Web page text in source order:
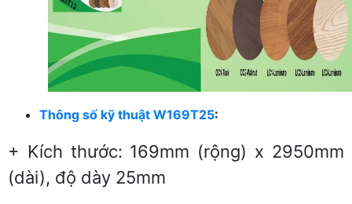
Thông số kỹ thuật W169T25:
+ Kích thước: 169mm (rộng) x 2950mm
(dài), độ dày 25mm